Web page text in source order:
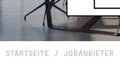
STARTSEITE / JOBANBIETER